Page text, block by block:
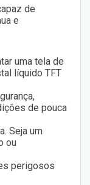
de
e
uma tela de
líquido TFT
de pouca
Seja um
ou
perigosos